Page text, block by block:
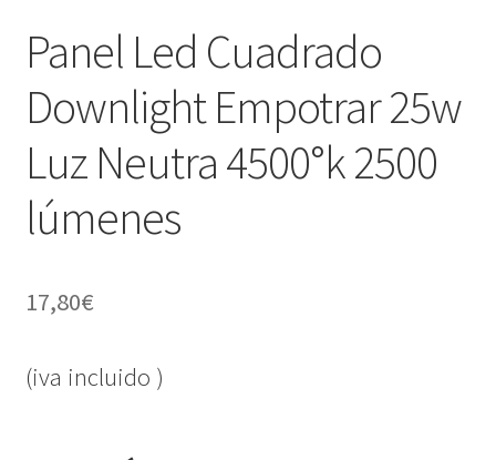
Panel Led Cuadrado
Downlight Empotrar 25w
Luz Neutra 4500°k 2500
lúmenes
17,80€
(iva incluido )